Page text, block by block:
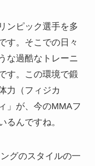
ンピック選手を多
す。そこでの日々
な過酷なトレーニ
す。この環境で鍛
力（フィジカ
」が、今のMMAフ
るんですね。
グのスタイルの一